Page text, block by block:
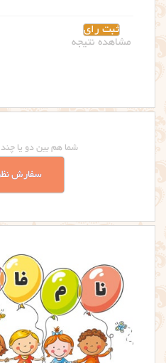
شما هم بین دو یا
سفارش